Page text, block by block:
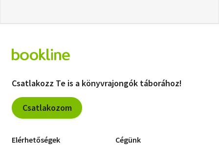
Csatlakozz Te is a könyvrajongók táborához!
Csatlakozom
Elérhetőségek Cégünk